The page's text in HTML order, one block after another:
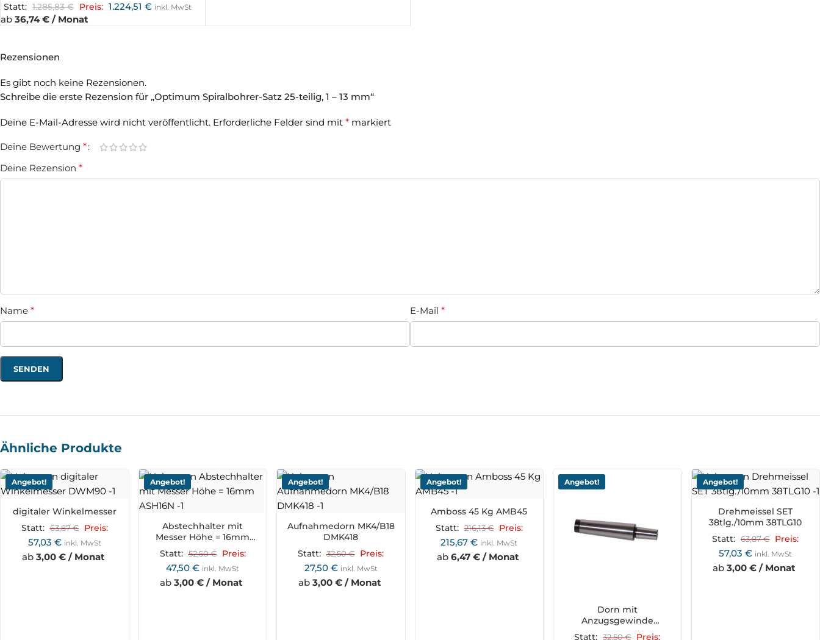
Statt: 1.285,83€ Preis: 1.224,51 € inkl. MwSt
ab 36,74 € / Monat
Rezensionen
Es gibt noch keine Rezensionen.
Schreibe die erste Rezension für „Optimum Spiralbohrer-Satz 25-teilig, 1 – 13 mm“
Deine E-Mail-Adresse wird nicht veröffentlicht. Erforderliche Felder sind mit * markiert
Deine Bewertung *
Deine Rezension *
Name * E-Mail *
Ähnliche Produkte
Angebot!
digitaler Winkelmesser
Statt: 63,87€ Preis:
57,03 € inkl. MwSt
ab 3,00 € / Monat
Angebot!
Abstechhalter mit
Messer Höhe = 16mm
Statt: 52,50€ Preis:
47,50€ inkl. MwSt
ab3,00 € / Monat
Angebot!
Aufnahmedorn MK4/B18
DMK418
Statt: 32,50€ Preis:
27,50 € inkl. MwSt
ab 3,00 € / Monat
Angebot!
Amboss 45 Kg AMB45
Statt: 216,13€ Preis:
215,67€ inkl. MwSt
ab 6,47 € / Monat
Angebot!
Dorn mit
Anzugsgewinde
MK4/B16/M16 AKA4B16
Statt: 32,50€ Preis:
Angebot!
Drehmeissel SET
38tlg./10mm 38TLG10
Statt: 63,87€ Preis:
57,03€ inkl. MwSt
ab3,00 € / Monat